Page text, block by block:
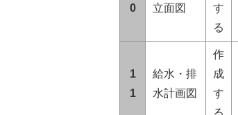
0
立面図
す
る
1
1
給水・排
水計画図
作
成
す
る